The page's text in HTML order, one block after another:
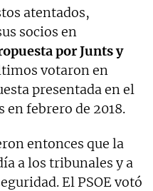
atentados,
socios en
por Junts y
votaron en
presentada en el
en febrero de 2018.
entonces que la
a los tribunales y a
El PSOE votó